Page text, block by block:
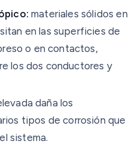
materiales sólidos en
en las superficies de
o en contactos,
los dos conductores y
daña los
tipos de corrosión que
sistema.